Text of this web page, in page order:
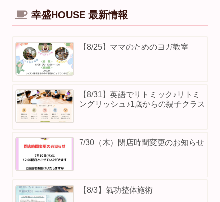
幸盛HOUSE 最新情報
【8/25】ママのためのヨガ教室
【8/31】英語でリトミック♪リトミ
ングリッシュ♪1歳からの親子クラス
7/30（木）閉店時間変更のお知らせ
【8/3】⁡氣功整体施術